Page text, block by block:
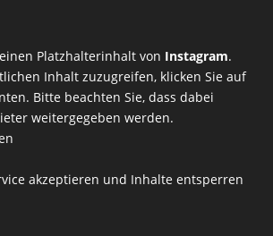
Platzhalterinhalt von Instagram.
Inhalt zuzugreifen, klicken Sie auf
Bitte beachten Sie, dass dabei
weitergegeben werden.
akzeptieren und Inhalte entsperren